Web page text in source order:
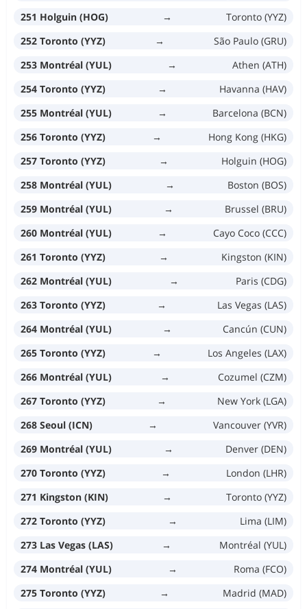
251 Holguin (HOG)
→
Toronto (YYZ)
252 Toronto (YYZ)
→
São Paulo (GRU)
253 Montréal (YUL)
→
Athen (ATH)
254 Toronto (YYZ)
→
Havanna (HAV)
255 Montréal (YUL)
→
Barcelona (BCN)
256 Toronto (YYZ)
→
Hong Kong (HKG)
257 Toronto (YYZ)
→
Holguin (HOG)
258 Montréal (YUL)
→
Boston (BOS)
259 Montréal (YUL)
→
Brussel (BRU)
260 Montréal (YUL)
→
Cayo Coco (CCC)
261 Toronto (YYZ)
→
Kingston (KIN)
262 Montréal (YUL)
→
Paris (CDG)
263 Toronto (YYZ)
→
Las Vegas (LAS)
264 Montréal (YUL)
→
Cancún (CUN)
265 Toronto (YYZ)
→
Los Angeles (LAX)
266 Montréal (YUL)
→
Cozumel (CZM)
267 Toronto (YYZ)
→
New York (LGA)
268 Seoul (ICN)
→
Vancouver (YVR)
269 Montréal (YUL)
→
Denver (DEN)
270 Toronto (YYZ)
→
London (LHR)
271 Kingston (KIN)
→
Toronto (YYZ)
272 Toronto (YYZ)
→
Lima (LIM)
273 Las Vegas (LAS)
→
Montréal (YUL)
274 Montréal (YUL)
→
Roma (FCO)
275 Toronto (YYZ)
→
Madrid (MAD)